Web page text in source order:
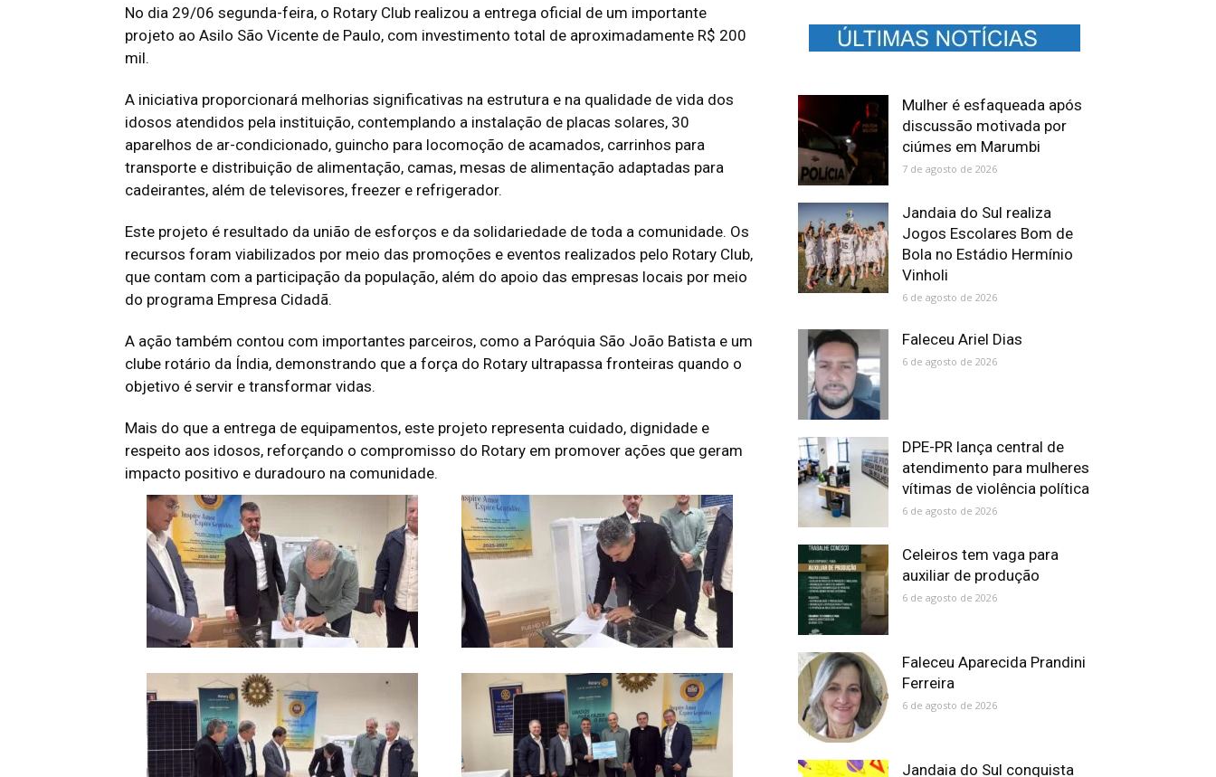
No dia 29/06 segunda-feira, o Rotary Club realizou a entrega oficial de um importante
projeto ao Asilo São Vicente de Paulo, com investimento total de aproximadamente R$ 200
mil.
A iniciativa proporcionará melhorias significativas na estrutura e na qualidade de vida dos
idosos atendidos pela instituição, contemplando a instalação de placas solares, 30
aparelhos de ar-condicionado, guincho para locomoção de acamados, carrinhos para
transporte e distribuição de alimentação, camas, mesas de alimentação adaptadas para
cadeirantes, além de televisores, freezer e refrigerador.
Este projeto é resultado da união de esforços e da solidariedade de toda a comunidade. Os
recursos foram viabilizados por meio das promoções e eventos realizados pelo Rotary Club,
que contam com a participação da população, além do apoio das empresas locais por meio
do programa Empresa Cidadã.
A ação também contou com importantes parceiros, como a Paróquia São João Batista e um
clube rotário da Índia, demonstrando que a força do Rotary ultrapassa fronteiras quando o
objetivo é servir e transformar vidas.
Mais do que a entrega de equipamentos, este projeto representa cuidado, dignidade e
respeito aos idosos, reforçando o compromisso do Rotary em promover ações que geram
impacto positivo e duradouro na comunidade.
Mulher é esfaqueada após
discussão motivada por
ciúmes em Marumbi
7 de agosto de 2026
Jandaia do Sul realiza
Jogos Escolares Bom de
Bola no Estádio Hermínio
Vinholi
6 de agosto de 2026
Faleceu Ariel Dias
6 de agosto de 2026
DPE-PR lança central de
atendimento para mulheres
vítimas de violência política
6 de agosto de 2026
Celeiros tem vaga para
auxiliar de produção
6 de agosto de 2026
Faleceu Aparecida Prandini
Ferreira
6 de agosto de 2026
Jandaia do Sul conquista